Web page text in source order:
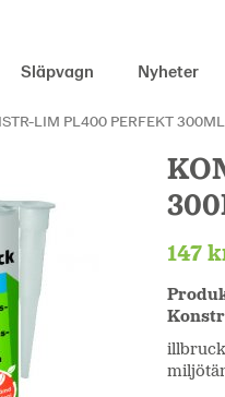
Släpvagn Nyheter
LIM PL400 PERFEKT 300ML
147